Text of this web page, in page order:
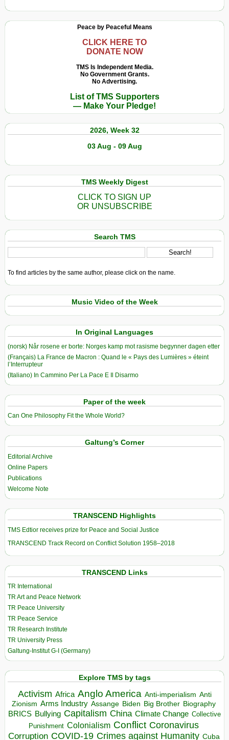
Peace by Peaceful Means
CLICK HERE TO
DONATE NOW
TMS Is Independent Media.
No Government Grants.
No Advertising.
List of TMS Supporters
— Make Your Pledge!
2026, Week 32
03 Aug - 09 Aug
TMS Weekly Digest
CLICK TO SIGN UP
OR UNSUBSCRIBE
Search TMS
To find articles by the same author, please click on the name.
Music Video of the Week
In Original Languages
(norsk) Når rosene er borte: Norges kamp mot rasisme begynner dagen etter
(Français) La France de Macron : Quand le « Pays des Lumières » éteint
l’Interrupteur
(Italiano) In Cammino Per La Pace E Il Disarmo
Paper of the week
Can One Philosophy Fit the Whole World?
Galtung’s Corner
Editorial Archive
Online Papers
Publications
Welcome Note
TRANSCEND Highlights
TMS Edtior receives prize for Peace and Social Justice
TRANSCEND Track Record on Conflict Solution 1958–2018
TRANSCEND Links
TR International
TR Art and Peace Network
TR Peace University
TR Peace Service
TR Research Institute
TR University Press
Galtung-Institut G-I (Germany)
Explore TMS by tags
Activism Africa Anglo America Anti-imperialism Anti
Zionism Arms Industry Assange Biden Big Brother Biography
BRICS Bullying Capitalism China Climate Change Collective
Punishment Colonialism Conflict Coronavirus
Corruption COVID-19 Crimes against Humanity Cuba